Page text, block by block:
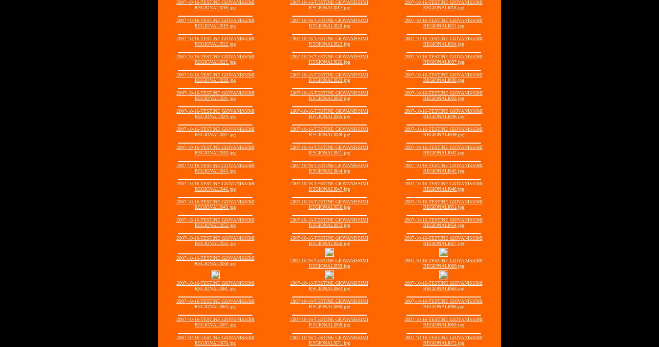
2007-10-16-TESTINE GIOVANISSIMI
REGIONALI016.jpg
2007-10-16-TESTINE GIOVANISSIMI
REGIONALI017.jpg
2007-10-16-TESTINE GIOVANISSIMI
REGIONALI018.jpg
2007-10-16-TESTINE GIOVANISSIMI
REGIONALI019.jpg
2007-10-16-TESTINE GIOVANISSIMI
REGIONALI020.jpg
2007-10-16-TESTINE GIOVANISSIMI
REGIONALI021.jpg
2007-10-16-TESTINE GIOVANISSIMI
REGIONALI022.jpg
2007-10-16-TESTINE GIOVANISSIMI
REGIONALI023.jpg
2007-10-16-TESTINE GIOVANISSIMI
REGIONALI024.jpg
2007-10-16-TESTINE GIOVANISSIMI
REGIONALI025.jpg
2007-10-16-TESTINE GIOVANISSIMI
REGIONALI026.jpg
2007-10-16-TESTINE GIOVANISSIMI
REGIONALI027.jpg
2007-10-16-TESTINE GIOVANISSIMI
REGIONALI028.jpg
2007-10-16-TESTINE GIOVANISSIMI
REGIONALI029.jpg
2007-10-16-TESTINE GIOVANISSIMI
REGIONALI030.jpg
2007-10-16-TESTINE GIOVANISSIMI
REGIONALI031.jpg
2007-10-16-TESTINE GIOVANISSIMI
REGIONALI032.jpg
2007-10-16-TESTINE GIOVANISSIMI
REGIONALI033.jpg
2007-10-16-TESTINE GIOVANISSIMI
REGIONALI034.jpg
2007-10-16-TESTINE GIOVANISSIMI
REGIONALI035.jpg
2007-10-16-TESTINE GIOVANISSIMI
REGIONALI036.jpg
2007-10-16-TESTINE GIOVANISSIMI
REGIONALI037.jpg
2007-10-16-TESTINE GIOVANISSIMI
REGIONALI038.jpg
2007-10-16-TESTINE GIOVANISSIMI
REGIONALI039.jpg
2007-10-16-TESTINE GIOVANISSIMI
REGIONALI040.jpg
2007-10-16-TESTINE GIOVANISSIMI
REGIONALI041.jpg
2007-10-16-TESTINE GIOVANISSIMI
REGIONALI042.jpg
2007-10-16-TESTINE GIOVANISSIMI
REGIONALI043.jpg
2007-10-16-TESTINE GIOVANISSIMI
REGIONALI044.jpg
2007-10-16-TESTINE GIOVANISSIMI
REGIONALI045.jpg
2007-10-16-TESTINE GIOVANISSIMI
REGIONALI046.jpg
2007-10-16-TESTINE GIOVANISSIMI
REGIONALI047.jpg
2007-10-16-TESTINE GIOVANISSIMI
REGIONALI048.jpg
2007-10-16-TESTINE GIOVANISSIMI
REGIONALI049.jpg
2007-10-16-TESTINE GIOVANISSIMI
REGIONALI050.jpg
2007-10-16-TESTINE GIOVANISSIMI
REGIONALI051.jpg
2007-10-16-TESTINE GIOVANISSIMI
REGIONALI052.jpg
2007-10-16-TESTINE GIOVANISSIMI
REGIONALI053.jpg
2007-10-16-TESTINE GIOVANISSIMI
REGIONALI054.jpg
2007-10-16-TESTINE GIOVANISSIMI
REGIONALI055.jpg
2007-10-16-TESTINE GIOVANISSIMI
REGIONALI056.jpg
2007-10-16-TESTINE GIOVANISSIMI
REGIONALI057.jpg
2007-10-16-TESTINE GIOVANISSIMI
REGIONALI058.jpg
2007-10-16-TESTINE GIOVANISSIMI
REGIONALI059.jpg
2007-10-16-TESTINE GIOVANISSIMI
REGIONALI060.jpg
2007-10-16-TESTINE GIOVANISSIMI
REGIONALI061.jpg
2007-10-16-TESTINE GIOVANISSIMI
REGIONALI062.jpg
2007-10-16-TESTINE GIOVANISSIMI
REGIONALI063.jpg
2007-10-16-TESTINE GIOVANISSIMI
REGIONALI064.jpg
2007-10-16-TESTINE GIOVANISSIMI
REGIONALI065.jpg
2007-10-16-TESTINE GIOVANISSIMI
REGIONALI066.jpg
2007-10-16-TESTINE GIOVANISSIMI
REGIONALI067.jpg
2007-10-16-TESTINE GIOVANISSIMI
REGIONALI068.jpg
2007-10-16-TESTINE GIOVANISSIMI
REGIONALI069.jpg
2007-10-16-TESTINE GIOVANISSIMI
REGIONALI070.jpg
2007-10-16-TESTINE GIOVANISSIMI
REGIONALI071.jpg
2007-10-16-TESTINE GIOVANISSIMI
REGIONALI072.jpg